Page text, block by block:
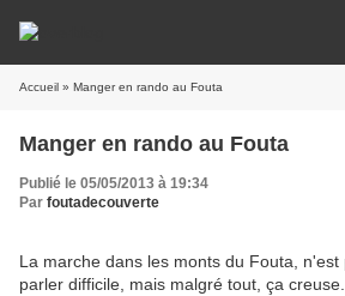
Accueil » Manger en rando au Fouta
Manger en rando au Fouta
Publié le 05/05/2013 à 19:34
Par foutadecouverte
La marche dans les monts du Fouta,
parler difficile, mais malgré tout, ça